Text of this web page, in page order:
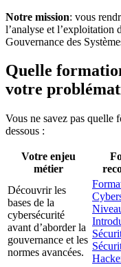
Notre mission: vous
l’analyse et l’exploitation
Gouvernance des
Quelle
votre
Vous ne savez pas quelle
dessous :
Votre enjeu
métier
Découvrir les
bases de la
cybersécurité
avant d’aborder la
gouvernance et les
normes avancées.